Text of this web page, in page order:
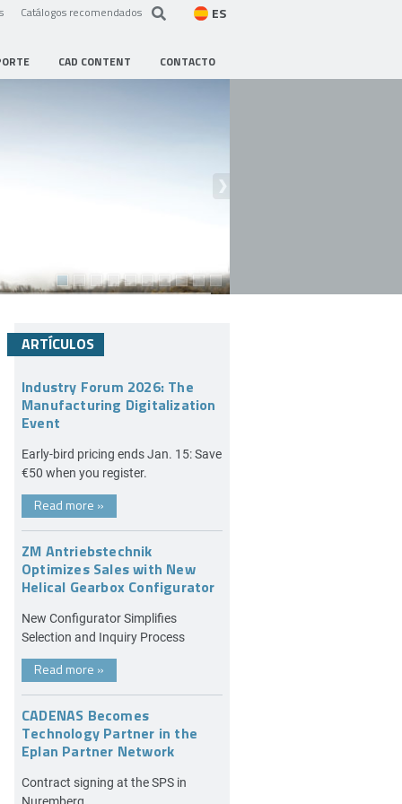
Catálogos recomendados ES
CAD CONTENT CONTACTO
ARTÍCULOS
Industry Forum 2026: The
Manufacturing Digitalization
Event
Early-bird pricing ends Jan. 15: Save
€50 when you register.
Read more »
ZM Antriebstechnik
Optimizes Sales with New
Helical Gearbox Configurator
New Configurator Simplifies
Selection and Inquiry Process
Read more »
CADENAS Becomes
Technology Partner in the
Eplan Partner Network
Contract signing at the SPS in